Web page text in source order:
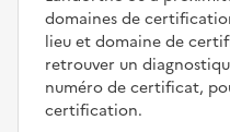
domaines de
lieu et domaine de
retrouver un
numéro de certificat,
certification.